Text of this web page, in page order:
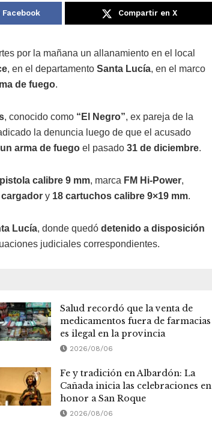
Compartir en X
por la mañana un allanamiento en el local
, en el departamento Santa Lucía, en el marco
de fuego.
, conocido como “El Negro”, ex pareja de la
la denuncia luego de que el acusado
arma de fuego el pasado 31 de diciembre.
pistola calibre 9 mm, marca FM Hi-Power,
cargador y 18 cartuchos calibre 9×19 mm.
Lucía, donde quedó detenido a disposición
judiciales correspondientes.
Salud recordó que la venta de
medicamentos fuera de farmacias
es ilegal en la provincia
2026/08/06
Fe y tradición en Albardón: La
Cañada inicia las celebraciones en
honor a San Roque
2026/08/06